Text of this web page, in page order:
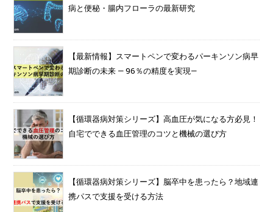
病と便秘・腸内フローラの最新研究
【最新情報】スマートペンで変わるパーキンソン病早
期診断の未来 — 96％の精度を実現—
【循環器病対策シリーズ】高血圧が気になる方必見！
自宅でできる血圧管理のコツと機械の選び方
【循環器病対策シリーズ】脳卒中を患ったら？地域連
携パスで支援を受ける方法